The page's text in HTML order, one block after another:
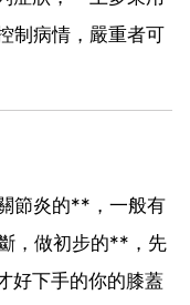
制病情，嚴重者可
節炎的**，一般有
，做初步的**，先
好下手的你的膝蓋